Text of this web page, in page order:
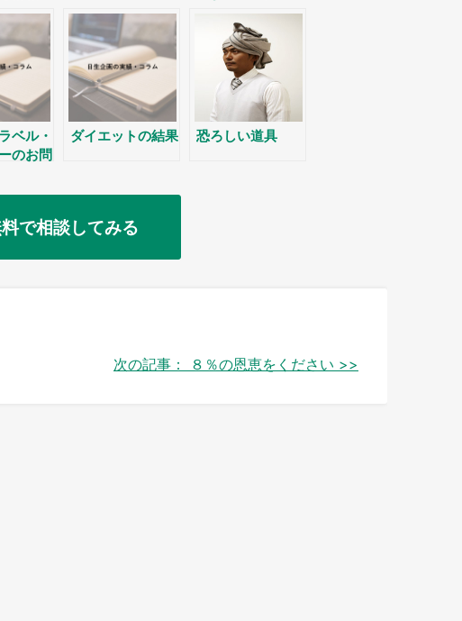
ベル・
のお問
ダイエットの結果 恐ろしい道具
で相談してみる
次の記事：
８％の恩恵をください >>